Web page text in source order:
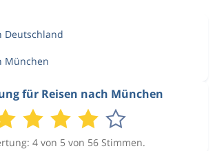
Deutschland
München
für Reisen nach München
4 von 5 von 56 Stimmen.